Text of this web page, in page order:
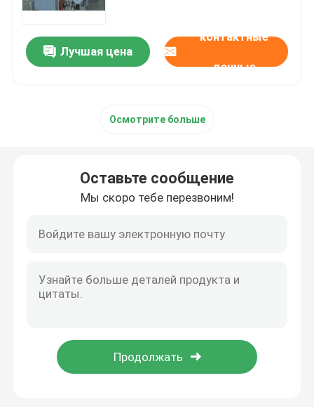
Оставьте сообщение
Бумага Ncr
Копировальная бумага A4
Бумага Glassine
Бумажная преобразовывая машина
Ярлык умирает автомат для резки
Лучшая цена
контактные
данные
Осмотрите больше
Оставьте сообщение
Мы скоро тебе перезвоним!